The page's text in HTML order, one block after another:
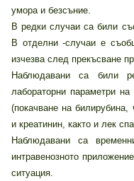
умора и безсъние.
В редки случаи са били
В отделни -случаи е
изчезва след прекъсване
Наблюдавани са били
лабораторни параметри
(покачване на билирубина,
и креатинин, както и лек
Наблюдавани са
интравенозното
ситуация.